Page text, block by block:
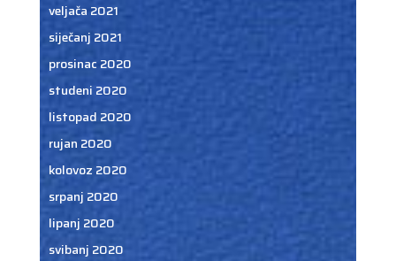
veljača 2021
siječanj 2021
prosinac 2020
studeni 2020
listopad 2020
rujan 2020
kolovoz 2020
srpanj 2020
lipanj 2020
svibanj 2020